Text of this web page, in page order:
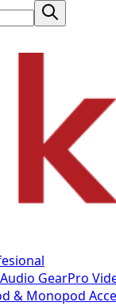
Audio GearPro
& Monopod